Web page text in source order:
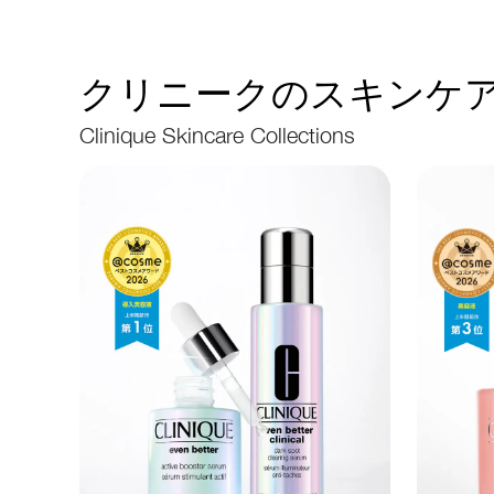
クリニークのスキンケ
Clinique Skincare Collections